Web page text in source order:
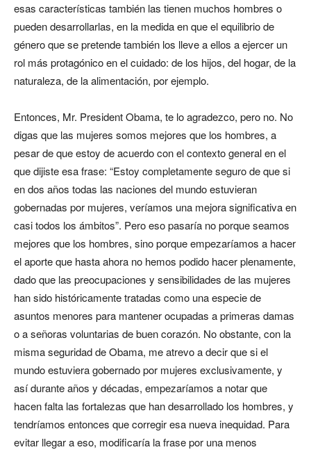
esas características también las tienen muchos hombres o
pueden desarrollarlas, en la medida en que el equilibrio de
género que se pretende también los lleve a ellos a ejercer un
rol más protagónico en el cuidado: de los hijos, del hogar, de la
naturaleza, de la alimentación, por ejemplo.
Entonces, Mr. President Obama, te lo agradezco, pero no. No
digas que las mujeres somos mejores que los hombres, a
pesar de que estoy de acuerdo con el contexto general en el
que dijiste esa frase: “Estoy completamente seguro de que si
en dos años todas las naciones del mundo estuvieran
gobernadas por mujeres, veríamos una mejora significativa en
casi todos los ámbitos”. Pero eso pasaría no porque seamos
mejores que los hombres, sino porque empezaríamos a hacer
el aporte que hasta ahora no hemos podido hacer plenamente,
dado que las preocupaciones y sensibilidades de las mujeres
han sido históricamente tratadas como una especie de
asuntos menores para mantener ocupadas a primeras damas
o a señoras voluntarias de buen corazón. No obstante, con la
misma seguridad de Obama, me atrevo a decir que si el
mundo estuviera gobernado por mujeres exclusivamente, y
así durante años y décadas, empezaríamos a notar que
hacen falta las fortalezas que han desarrollado los hombres, y
tendríamos entonces que corregir esa nueva inequidad. Para
evitar llegar a eso, modificaría la frase por una menos